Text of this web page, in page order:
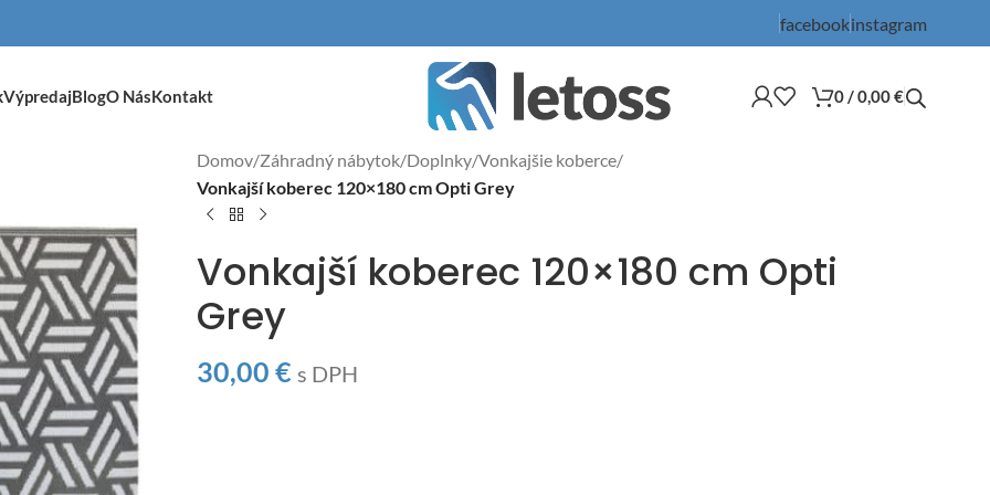
facebookinstagram
VýpredajBlogO NásKontakt 0 /0,00€
Domov/Záhradný nábytok/Doplnky/Vonkajšie koberce/
Vonkajší koberec 120×180 cm Opti Grey
Vonkajší koberec 120×180 cm Opti
Grey
30,00 € s DPH